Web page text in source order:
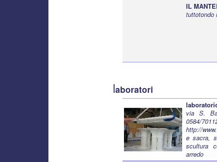
IL
tuttotondo
laboratori
via S.
0584/
http://
e sacra,
scultura
arredo